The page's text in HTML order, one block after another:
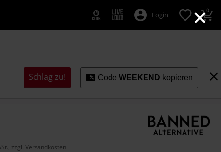
×
Login 0
Schlag zu! CodeWEEKEND kopieren
zzgl. Versandkosten